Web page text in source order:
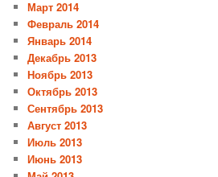
Март 2014
Февраль 2014
Январь 2014
Декабрь 2013
Ноябрь 2013
Октябрь 2013
Сентябрь 2013
Август 2013
Июль 2013
Июнь 2013